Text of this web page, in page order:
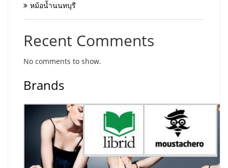
หม้อน้ำนนทบุรี
Recent Comments
No comments to show.
Brands